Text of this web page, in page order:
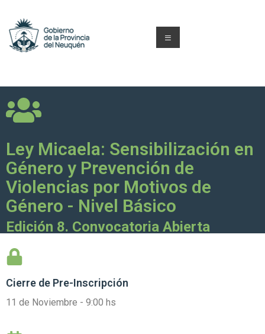
Ley Micaela: Sensibilización en
Género y Prevención de
Violencias por Motivos de
Género - Nivel Básico
Edición 8. Convocatoria Abierta
Cierre de Pre-Inscripción
11 de Noviembre - 9:00 hs